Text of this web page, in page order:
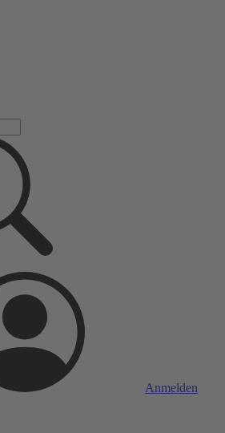
Anmelden